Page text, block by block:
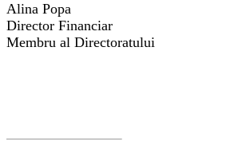
Alina Popa
Director Financiar
Membru al